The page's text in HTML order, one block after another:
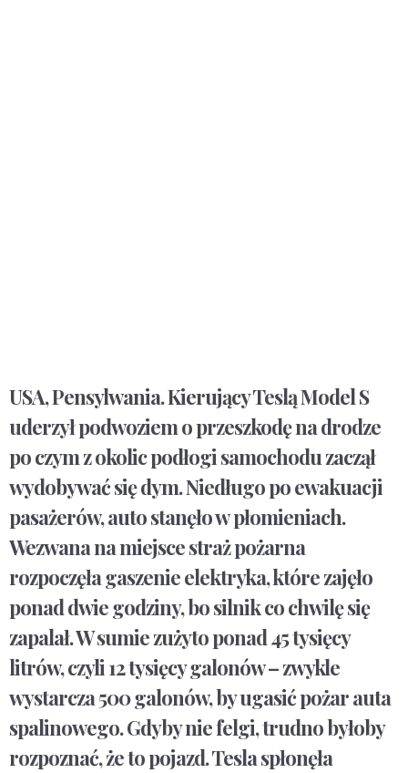
USA, Pensylwania. Kierujący Teslą Model S
uderzył podwoziem o przeszkodę na drodze
po czym z okolic podłogi samochodu zaczął
wydobywać się dym. Niedługo po ewakuacji
pasażerów, auto stanęło w płomieniach.
Wezwana na miejsce straż pożarna
rozpoczęła gaszenie elektryka, które zajęło
ponad dwie godziny, bo silnik co chwilę się
zapalał. W sumie zużyto ponad 45 tysięcy
litrów, czyli 12 tysięcy galonów – zwykle
wystarcza 500 galonów, by ugasić pożar auta
spalinowego. Gdyby nie felgi, trudno byłoby
rozpoznać, że to pojazd. Tesla spłonęła